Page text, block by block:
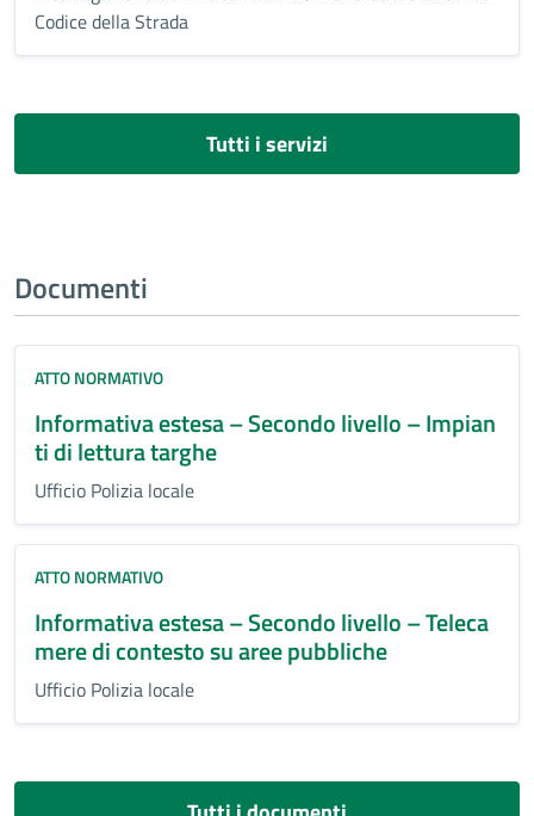
Codice della Strada
Tutti i servizi
Documenti
ATTO NORMATIVO
Informativa estesa – Secondo livello – Impian
ti di lettura targhe
Ufficio Polizia locale
ATTO NORMATIVO
Informativa estesa – Secondo livello – Teleca
mere di contesto su aree pubbliche
Ufficio Polizia locale